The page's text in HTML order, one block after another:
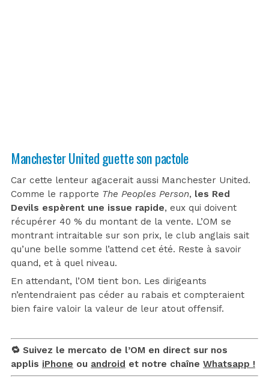
Manchester United guette son pactole
Car cette lenteur agacerait aussi Manchester United.
Comme le rapporte The Peoples Person, les Red
Devils espèrent une issue rapide, eux qui doivent
récupérer 40 % du montant de la vente. L’OM se
montrant intraitable sur son prix, le club anglais sait
qu’une belle somme l’attend cet été. Reste à savoir
quand, et à quel niveau.
En attendant, l’OM tient bon. Les dirigeants
n’entendraient pas céder au rabais et compteraient
bien faire valoir la valeur de leur atout offensif.
🔁 Suivez le mercato de l’OM en direct sur nos
applis iPhone ou android et notre chaîne Whatsapp !